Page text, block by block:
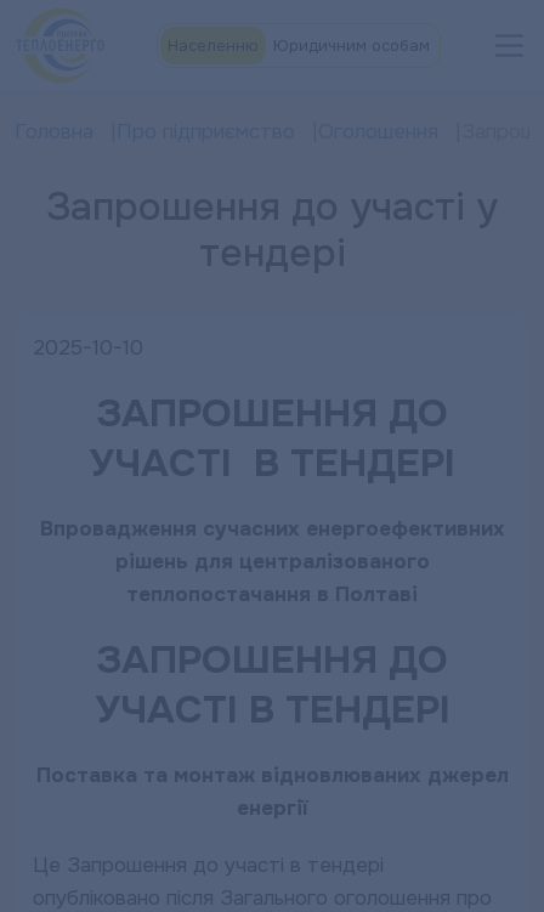
Юридичним особам
Запрошення до участі у
тендері
2025-10-10
ЗАПРОШЕННЯ ДО
УЧАСТІ В ТЕНДЕРІ
Впровадження сучасних енергоефективних
рішень для централізованого
теплопостачання в Полтаві
ЗАПРОШЕННЯ ДО
УЧАСТІ В ТЕНДЕРІ
Поставка та монтаж відновлюваних джерел
енергії
Це Запрошення до участі в тендері
опубліковано після Загального оголошення про